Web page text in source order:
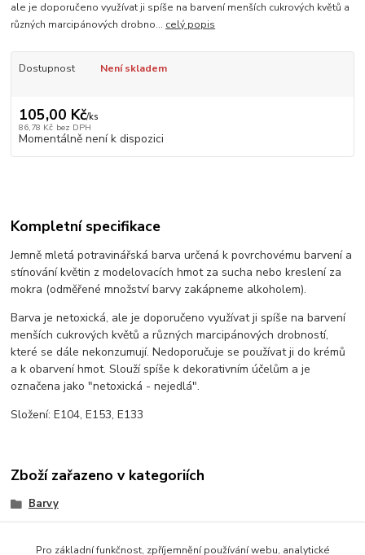
ale je doporučeno využívat ji spíše na barvení menších cukrových květů a
různých marcipánových drobno... celý popis
Dostupnost Není skladem
105,00 Kč/ks
86,78 Kč bez DPH
Momentálně není k dispozici
Kompletní specifikace
Jemně mletá potravinářská barva určená k povrchovému barvení a
stínování květin z modelovacích hmot za sucha nebo kreslení za
mokra (odměřené množství barvy zakápneme alkoholem).
Barva je netoxická, ale je doporučeno využívat ji spíše na barvení
menších cukrových květů a různých marcipánových drobností,
které se dále nekonzumují. Nedoporučuje se používat ji do krémů
a k obarvení hmot. Slouží spíše k dekorativním účelům a je
označena jako "netoxická - nejedlá".
Složení: E104, E153, E133
Zboží zařazeno v kategoriích
Barvy
Pro základní funkčnost, zpříjemnění používání webu, analytické